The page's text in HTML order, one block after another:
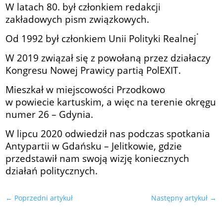
W latach 80. był członkiem redakcji
zakładowych pism związkowych.
Od 1992 był członkiem Unii Polityki Realnej
.
W 2019 związał się z powołaną przez działaczy
Kongresu Nowej Prawicy partią PolEXIT.
Mieszkał w miejscowości Przodkowo
w powiecie kartuskim, a więc na terenie okręgu
numer 26 – Gdynia.
W lipcu 2020 odwiedził nas podczas spotkania
Antypartii w Gdańsku – Jelitkowie, gdzie
przedstawił nam swoją wizję koniecznych
działań politycznych.
← Poprzedni artykuł Następny artykuł→